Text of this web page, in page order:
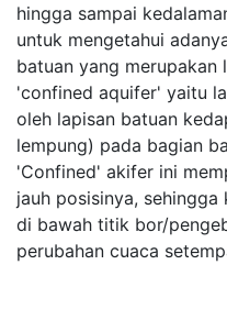
hingga sampai
untuk mengetahui
batuan yang merupakan
'confined aquifer' yaitu
oleh lapisan batuan
lempung) pada bagian
'Confined' akifer ini
jauh posisinya,
di bawah titik bor/
perubahan cuaca